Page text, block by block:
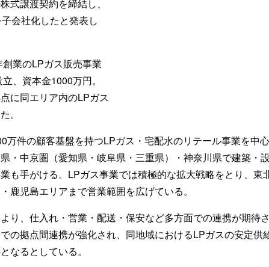
式譲渡契約を締結し、
会社化したと発表し
業のLPガス販売事業
、資本金1000万円。
に同エリア内のLPガス
。
万件の顧客基盤を持つLPガス・宅配水のリテール事業を中
・中京圏（愛知県・岐阜県・三重県）・神奈川県で建築・
も手がける。LPガス事業では積極的な拡大戦略をとり、東
鹿児島エリアまで営業範囲を広げている。
り、仕入れ・営業・配送・保安など多方面での連携が期待
の拠点間連携が強化され、同地域におけるLPガスの安定供
なるとしている。